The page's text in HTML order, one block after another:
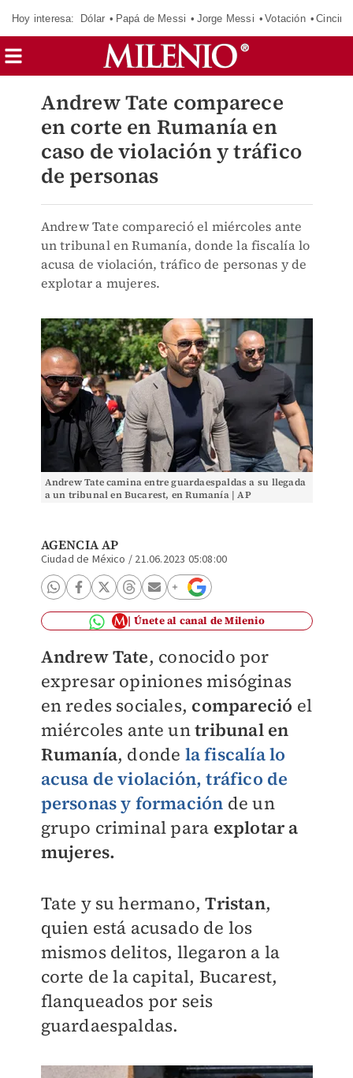
Hoy interesa: Dólar Papá de Messi Jorge Messi Votación
Andrew Tate comparece
en corte en Rumanía en
caso de violación y tráfico
de personas
Andrew Tate compareció el miércoles ante
un tribunal en Rumanía, donde la fiscalía lo
acusa de violación, tráfico de personas y de
explotar a mujeres.
Andrew Tate camina entre guardaespaldas a su llegada
a un tribunal en Bucarest, en Rumanía | AP
AGENCIA AP
Ciudad de México / 21.06.2023 05:08:00
Únete al canal de Milenio
Andrew Tate, conocido por
expresar opiniones misóginas
en redes sociales, compareció el
miércoles ante untribunal en
Rumanía, donde la fiscalía lo
acusa de violación, tráfico de
personas y formación de un
grupo criminal para explotar a
mujeres.
Tate y su hermano,Tristan,
quien está acusado de los
mismos delitos, llegaron a la
corte de la capital, Bucarest,
flanqueados por seis
guardaespaldas.